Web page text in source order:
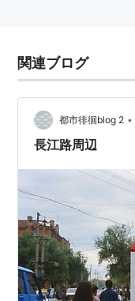
関連ブログ
都市徘徊blog 2 •
長江路周辺